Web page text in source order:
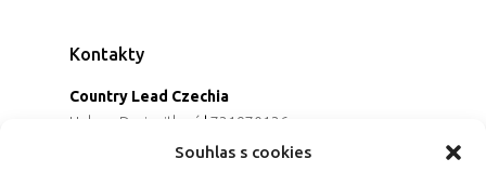
Souhlas s cookies
Kontakty
Country Lead Czechia
Helena Dreiseitlová | 731970136
Koordinátorka projektu